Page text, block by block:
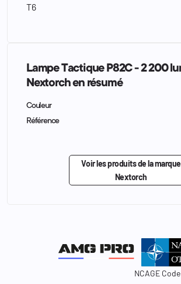
T6
Lampe Tactique P82C - 2 200
Nextorch en résumé
Couleur
Référence
Voir les produits de la marque
Nextorch
NCAGE